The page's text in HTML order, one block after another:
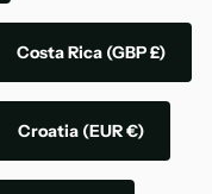
Costa Rica (GBP £)
Croatia (EUR €)